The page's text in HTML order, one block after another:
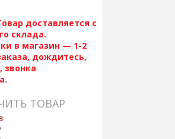
доставляется с
склада.
в магазин — 1-2
дождитесь,
звонка
ТОВАР